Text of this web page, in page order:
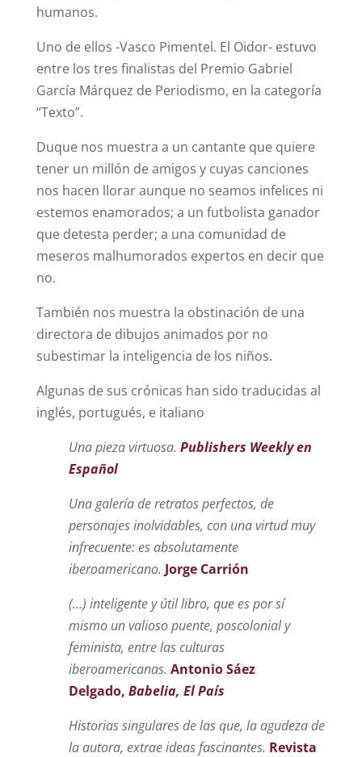
humanos.
Uno de ellos -Vasco Pimentel. El Oidor- estuvo
entre los tres finalistas del Premio Gabriel
García Márquez de Periodismo, en la categoría
“Texto”.
Duque nos muestra a un cantante que quiere
tener un millón de amigos y cuyas canciones
nos hacen llorar aunque no seamos infelices ni
estemos enamorados; a un futbolista ganador
que detesta perder; a una comunidad de
meseros malhumorados expertos en decir que
no.
También nos muestra la obstinación de una
directora de dibujos animados por no
subestimar la inteligencia de los niños.
Algunas de sus crónicas han sido traducidas al
inglés, portugués, e italiano
Una pieza virtuosa. Publishers Weekly en
Español
Una galería de retratos perfectos, de
personajes inolvidables, con una virtud muy
infrecuente: es absolutamente
iberoamericano. Jorge Carrión
(…) inteligente y útil libro, que es por sí
mismo un valioso puente, poscolonial y
feminista, entre las culturas
iberoamericanas. Antonio Sáez
Delgado, Babelia, El País
Historias singulares de las que, la agudeza de
la autora, extrae ideas fascinantes. Revista